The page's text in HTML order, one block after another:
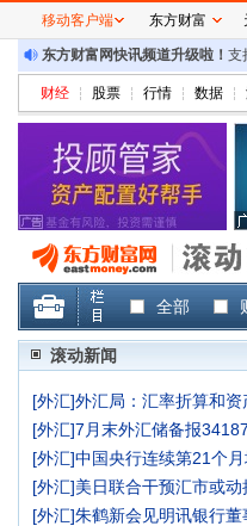
东方财富网快讯频道升级啦！ 支
财经 股票 行情 数据
全部
滚动新闻
[外汇]外汇局：汇率折算和
[外汇]7月末外汇储备报
[外汇]中国央行连续第21个
[外汇]美日联合干预汇市或
[外汇]朱鹤新会见明讯银行
移动客户端 东方财富